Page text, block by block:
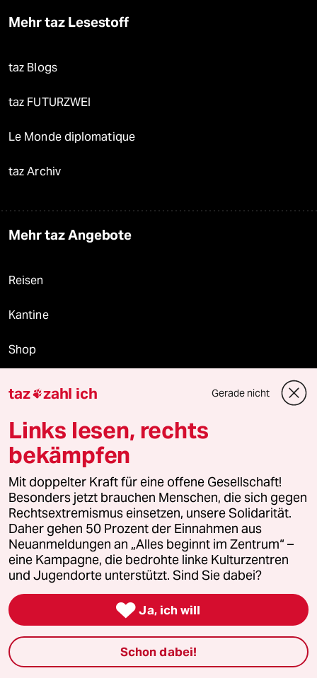
Mehr taz Lesestoff
taz Blogs
taz FUTURZWEI
Le Monde diplomatique
taz Archiv
Mehr taz Angebote
Reisen
Kantine
Shop
Fragen & Hilfe
Feedback
Aboservice
ePaper Login
Downloads für Abonnierende
© 2026 taz Verlags und Vertriebs GmbH
taz zahl ich Gerade nicht
Links lesen, rechts
bekämpfen
Mit doppelter Kraft für eine offene Gesellschaft!
Besonders jetzt brauchen Menschen, die sich gegen
Rechtsextremismus einsetzen, unsere Solidarität.
Daher gehen 50 Prozent der Einnahmen aus
Neuanmeldungen an „Alles beginnt im Zentrum“ –
eine Kampagne, die bedrohte linke Kulturzentren
und Jugendorte unterstützt. Sind Sie dabei?
 Ja, ich will
Schon dabei!